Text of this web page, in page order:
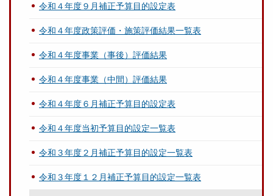
令和４年度９月補正予算目的設定表
令和４年度政策評価・施策評価結果一覧表
令和４年度事業（事後）評価結果
令和４年度事業（中間）評価結果
令和４年度６月補正予算目的設定表
令和４年度当初予算目的設定一覧表
令和３年度２月補正予算目的設定一覧表
令和３年度１２月補正予算目的設定一覧表